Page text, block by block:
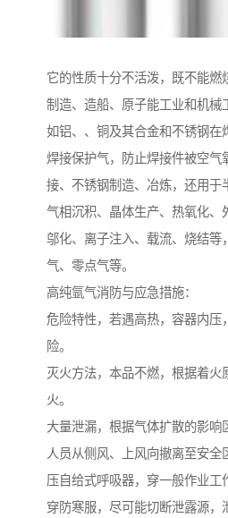
它的性质十分不活泼，既不能燃
制造、造船、原子能工业和机械
如铝、、铜及其合金和不锈钢在
焊接保护气，防止焊接件被空气
接、不锈钢制造、冶炼，还用于
气相沉积、晶体生产、热氧化、
邬化、离子注入、载流、烧结等
气、零点气等。
高纯氩气消防与应急措施：
危险特性，若遇高热，容器内压
险。
灭火方法，本品不燃，根据着火
火。
大量泄漏，根据气体扩散的影响
人员从侧风、上风向撤离至安全
压自给式呼吸器，穿一般作业工
穿防寒服，尽可能切断泄露源，